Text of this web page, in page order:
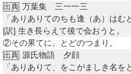
出典 万葉集 三一一三
「ありありてのちも逢（あ）はむ
[訳] 生き長らえて後で会おうと。
②その果てに。とどのつまり。
出典 源氏物語 夕顔
「ありありて、をこがましき名を